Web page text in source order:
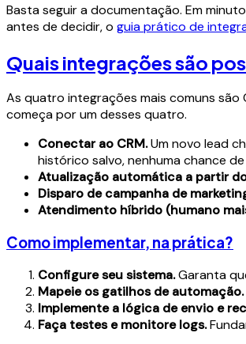
Basta seguir a documentação. Em
antes de decidir, o guia prático de
Quais integrações são
As quatro integrações mais comuns são
começa por um desses quatro.
Conectar ao CRM.Um novo lead
histórico salvo, nenhuma chance
Atualização automática a partir do
Disparo de campanha de
Atendimento híbrido (humano
Como implementar, na prática?
Configure seu sistema.Garanta
Mapeie os gatilhos de automação.
Implemente a lógica de envio e
Faça testes e monitore logs.